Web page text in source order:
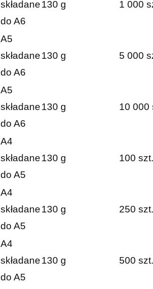
składane
do A6
130 g 1 000
A5
składane
do A6
130 g 5 000
A5
składane
do A6
130 g 10 000
A4
składane
do A5
130 g 100 szt.
A4
składane
do A5
130 g 250 szt.
A4
składane
do A5
130 g 500 szt.